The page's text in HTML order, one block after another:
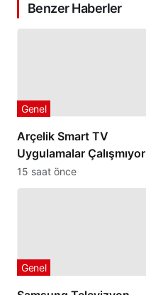
Benzer Haberler
Arçelik Smart TV
Uygulamalar Çalışmıyor
Genel
15 saat önce
Genel